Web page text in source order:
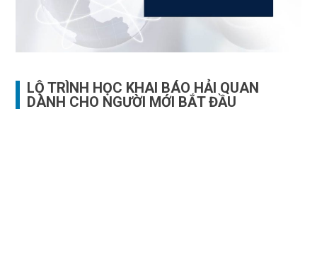
LỘ TRÌNH HỌC KHAI BÁO HẢI QUAN
DÀNH CHO NGƯỜI MỚI BẮT ĐẦU